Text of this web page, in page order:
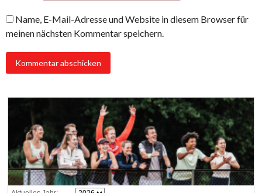
Name, E-Mail-Adresse und Website in diesem Browser für
meinen nächsten Kommentar speichern.